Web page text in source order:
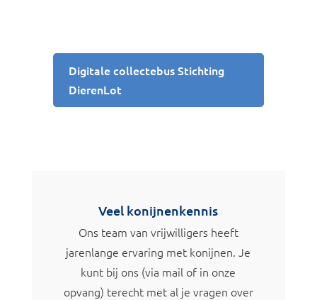
Digitale collectebus Stichting
DierenLot
Veel konijnenkennis
Ons team van vrijwilligers heeft
jarenlange ervaring met konijnen. Je
kunt bij ons (via mail of in onze
opvang) terecht met al je vragen over